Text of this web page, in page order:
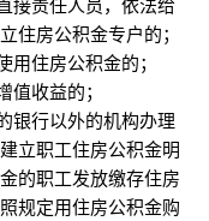
房公积金专户的；
住房公积金的；
增值收益的；
银行以外的机构办理
职工住房公积金明
职工发放缴存住房
定用住房公积金购